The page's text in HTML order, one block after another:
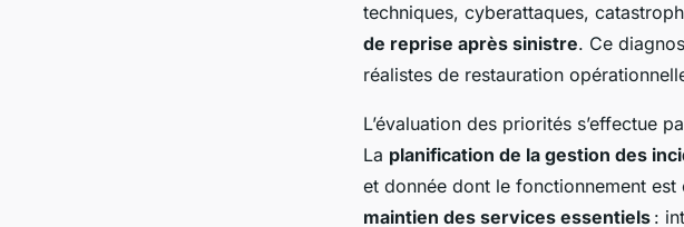
techniques, cyberattaques,
de reprise après sinistre. Ce
réalistes de restauration
L’évaluation des priorités s’effectue
La planification de la gestion des
et donnée dont le fonctionnement
maintien des services essentiels :